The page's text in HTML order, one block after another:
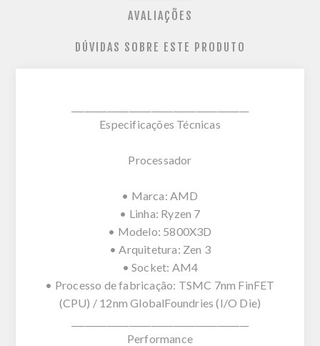
AVALIAÇÕES
DÚVIDAS SOBRE ESTE PRODUTO
Especificações Técnicas
Processador
• Marca: AMD
• Linha: Ryzen 7
• Modelo: 5800X3D
• Arquitetura: Zen 3
• Socket: AM4
• Processo de fabricação: TSMC 7nm FinFET
(CPU) / 12nm GlobalFoundries (I/O Die)
Performance